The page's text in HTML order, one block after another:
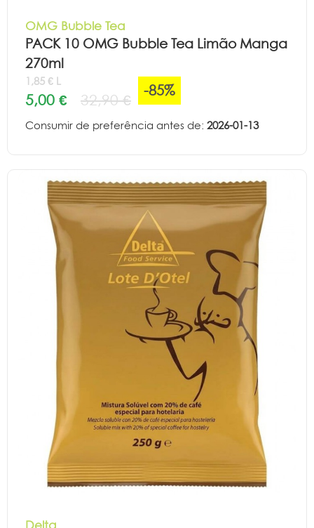
OMG Bubble Tea
PACK 10 OMG Bubble Tea Limão Manga
270ml
1,85 € L
5,00 € 32,90 €
-85%
Consumir de preferência antes de: 2026-01-13
Delta